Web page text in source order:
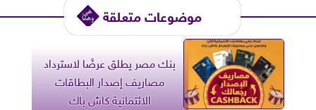
موضوعات متعلقة
بنك مصر يطلق عرضًا لاسترداد
مصاريف إصدار البطاقات
الائتمانية كاش باك